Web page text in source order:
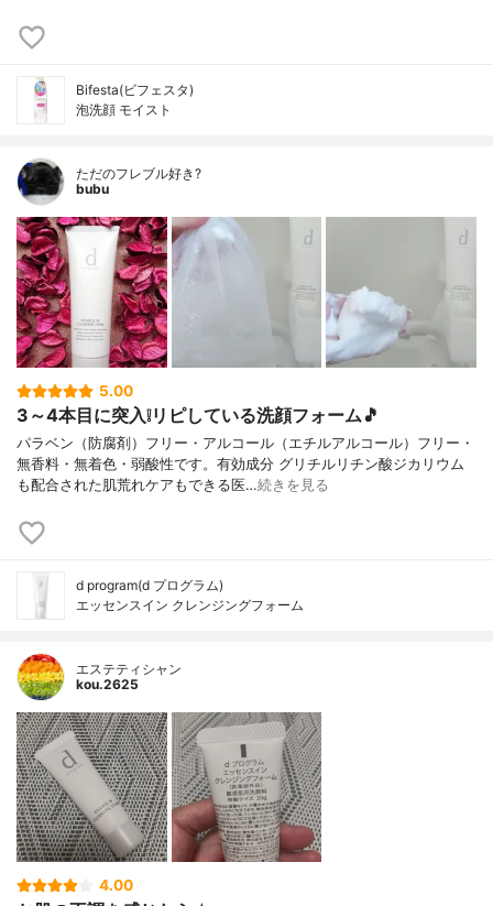
Bifesta(ビフェスタ)
泡洗顔 モイスト
ただのフレブル好き?
bubu
5.00
3～4本目に突入❕リピしている洗顔フォーム🎵
パラベン（防腐剤）フリー・アルコール（エチルアルコール）フリー・
無香料・無着色・弱酸性です。有効成分 グリチルリチン酸ジカリウム
も配合された肌荒れケアもできる医…続きを見る
d program(d プログラム)
エッセンスイン クレンジングフォーム
エステティシャン
kou.2625
4.00